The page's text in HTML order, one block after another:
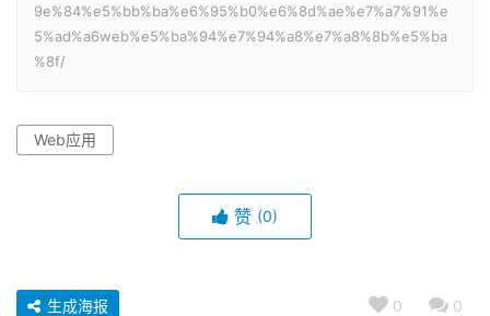
9e%84%e5%bb%ba%e6%95%b0%e6%8d%ae%e7%a7%91%e
5%ad%a6web%e5%ba%94%e7%94%a8%e7%a8%8b%e5%ba
%8f/
Web应用
赞 (0)
0 0
生成海报